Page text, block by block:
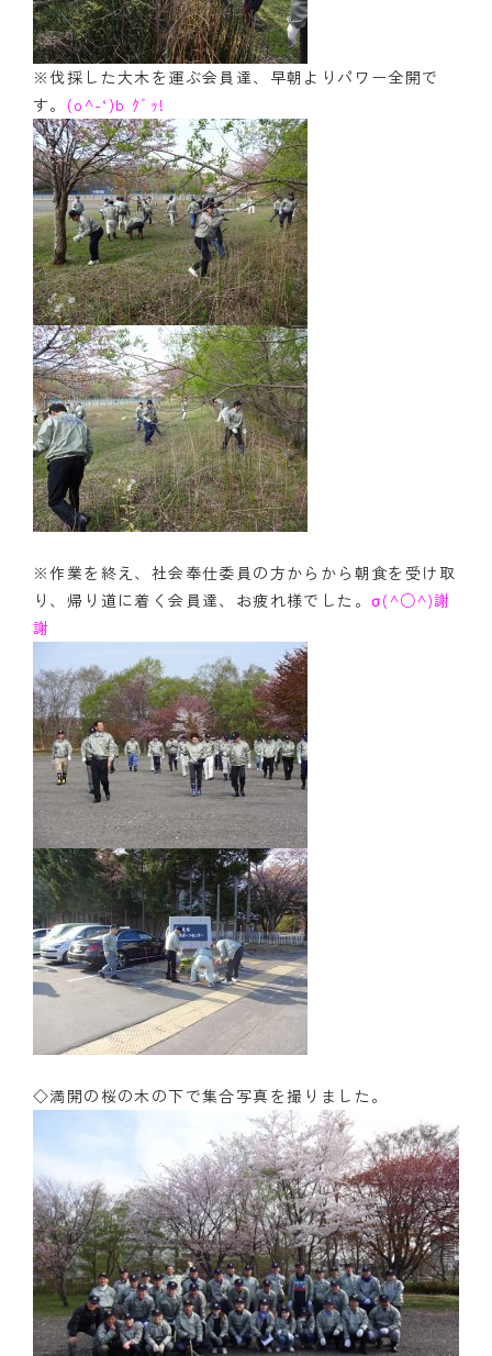
※伐採した大木を運ぶ会員達、早朝よりパワー全開で
す。 (o^-‘)b ｸﾞｯ!
※作業を終え、社会奉仕委員の方からから朝食を受け取
り、帰り道に着く会員達、お疲れ様でした。 σ(^○^)謝
謝
◇満開の桜の木の下で集合写真を撮りました。